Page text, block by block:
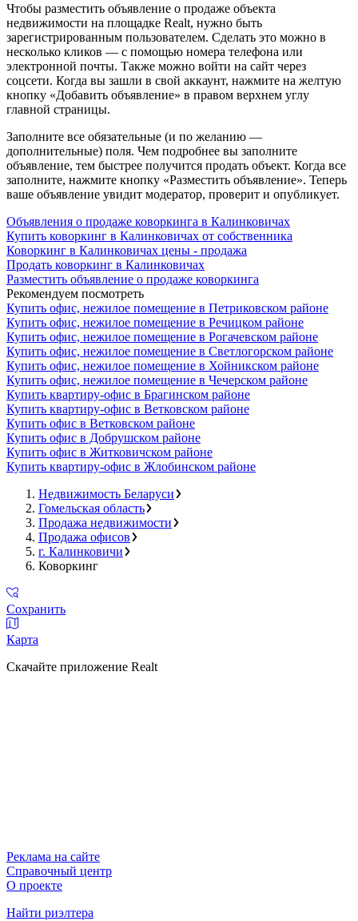
Чтобы разместить объявление о продаже объекта
недвижимости на площадке Realt, нужно быть
зарегистрированным пользователем. Сделать это можно в
несколько кликов — с помощью номера телефона или
электронной почты. Также можно войти на сайт через
соцсети. Когда вы зашли в свой аккаунт, нажмите на желтую
кнопку «Добавить объявление» в правом верхнем углу
главной страницы.
Заполните все обязательные (и по желанию —
дополнительные) поля. Чем подробнее вы заполните
объявление, тем быстрее получится продать объект. Когда все
заполните, нажмите кнопку «Разместить объявление». Теперь
ваше объявление увидит модератор, проверит и опубликует.
Объявления о продаже коворкинга в Калинковичах
Купить коворкинг в Калинковичах от собственника
Коворкинг в Калинковичах цены - продажа
Продать коворкинг в Калинковичах
Разместить объявление о продаже коворкинга
Рекомендуем посмотреть
Купить офис, нежилое помещение в Петриковском районе
Купить офис, нежилое помещение в Речицком районе
Купить офис, нежилое помещение в Рогачевском районе
Купить офис, нежилое помещение в Светлогорском районе
Купить офис, нежилое помещение в Хойникском районе
Купить офис, нежилое помещение в Чечерском районе
Купить квартиру-офис в Брагинском районе
Купить квартиру-офис в Ветковском районе
Купить офис в Ветковском районе
Купить офис в Добрушском районе
Купить офис в Житковичском районе
Купить квартиру-офис в Жлобинском районе
Недвижимость Беларуси
Гомельская область
Продажа недвижимости
Продажа офисов
г. Калинковичи
Коворкинг
Сохранить
Карта
Скачайте приложение Realt
Реклама на сайте
Справочный центр
О проекте
Найти риэлтера